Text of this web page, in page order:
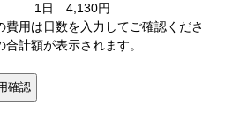
1日 4,130円
用は日数を入力してご確認くださ
計額が表示されます。